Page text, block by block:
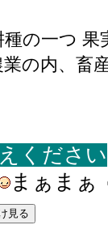
種の一つ 果
業の内、畜
ください
まぁまぁ